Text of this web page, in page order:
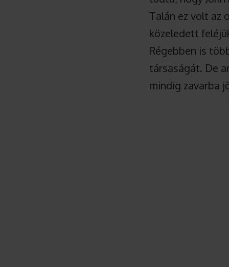
Talán ez volt az
közeledett
Régebben is
társaságát. De
mindig zavarba